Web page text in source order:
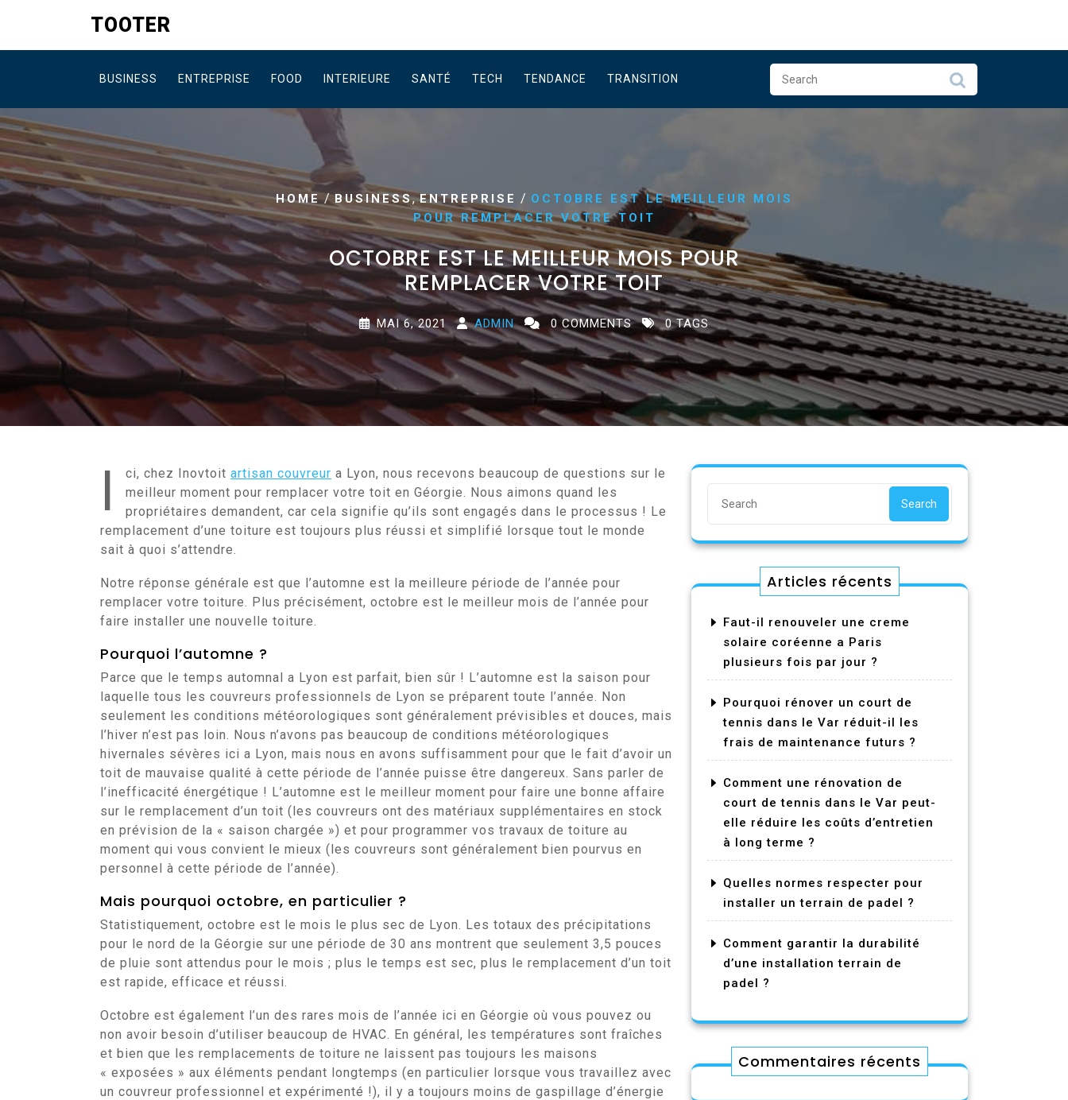
content
TOOTER
BUSINESS ENTREPRISE FOOD INTERIEURE SANTÉ TECH TENDANCE TRANSITION
HOME/BUSINESS,ENTREPRISE / OCTOBRE EST LE MEILLEUR MOIS
POUR REMPLACER VOTRE TOIT
OCTOBRE EST LE MEILLEUR MOIS POUR
REMPLACER VOTRE TOIT
MAI 6, 2021 ADMIN 0 COMMENTS 0 TAGS
I ci, chez Inovtoit artisan couvreur a Lyon, nous recevons beaucoup de questions sur le
meilleur moment pour remplacer votre toit en Géorgie. Nous aimons quand les
propriétaires demandent, car cela signifie qu’ils sont engagés dans le processus ! Le
remplacement d’une toiture est toujours plus réussi et simplifié lorsque tout le monde
sait à quoi s’attendre.
Notre réponse générale est que l’automne est la meilleure période de l’année pour
remplacer votre toiture. Plus précisément, octobre est le meilleur mois de l’année pour
faire installer une nouvelle toiture.
Pourquoi l’automne ?
Parce que le temps automnal a Lyon est parfait, bien sûr ! L’automne est la saison pour
laquelle tous les couvreurs professionnels de Lyon se préparent toute l’année. Non
seulement les conditions météorologiques sont généralement prévisibles et douces, mais
l’hiver n’est pas loin. Nous n’avons pas beaucoup de conditions météorologiques
hivernales sévères ici a Lyon, mais nous en avons suffisamment pour que le fait d’avoir un
toit de mauvaise qualité à cette période de l’année puisse être dangereux. Sans parler de
l’inefficacité énergétique ! L’automne est le meilleur moment pour faire une bonne affaire
sur le remplacement d’un toit (les couvreurs ont des matériaux supplémentaires en stock
en prévision de la « saison chargée ») et pour programmer vos travaux de toiture au
moment qui vous convient le mieux (les couvreurs sont généralement bien pourvus en
personnel à cette période de l’année).
Mais pourquoi octobre, en particulier ?
Statistiquement, octobre est le mois le plus sec de Lyon. Les totaux des précipitations
pour le nord de la Géorgie sur une période de 30 ans montrent que seulement 3,5 pouces
de pluie sont attendus pour le mois ; plus le temps est sec, plus le remplacement d’un toit
est rapide, efficace et réussi.
Octobre est également l’un des rares mois de l’année ici en Géorgie où vous pouvez ou
non avoir besoin d’utiliser beaucoup de HVAC. En général, les températures sont fraîches
et bien que les remplacements de toiture ne laissent pas toujours les maisons
« exposées » aux éléments pendant longtemps (en particulier lorsque vous travaillez avec
un couvreur professionnel et expérimenté !), il y a toujours moins de gaspillage d’énergie
Search
Articles récents
Faut-il renouveler une creme
solaire coréenne a Paris
plusieurs fois par jour ?
Pourquoi rénover un court de
tennis dans le Var réduit-il les
frais de maintenance futurs ?
Comment une rénovation de
court de tennis dans le Var peut-
elle réduire les coûts d’entretien
à long terme ?
Quelles normes respecter pour
installer un terrain de padel ?
Comment garantir la durabilité
d’une installation terrain de
padel ?
Commentaires récents